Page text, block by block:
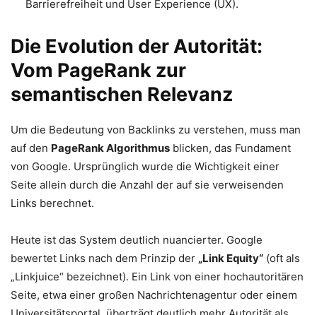
Barrierefreiheit und User Experience (UX).
Die Evolution der Autorität:
Vom PageRank zur
semantischen Relevanz
Um die Bedeutung von Backlinks zu verstehen, muss man
auf den PageRank Algorithmus blicken, das Fundament
von Google. Ursprünglich wurde die Wichtigkeit einer
Seite allein durch die Anzahl der auf sie verweisenden
Links berechnet.
Heute ist das System deutlich nuancierter. Google
bewertet Links nach dem Prinzip der „Link Equity“ (oft als
„Linkjuice“ bezeichnet). Ein Link von einer hochautoritären
Seite, etwa einer großen Nachrichtenagentur oder einem